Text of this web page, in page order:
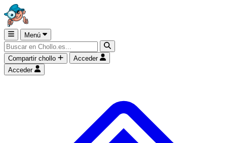
Menú
Compartir chollo
Acceder
Acceder